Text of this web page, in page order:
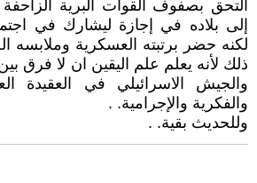
التحق بصفوف القوات البرية
إلى بلاده في إجازة ليشارك في
لكنه حضر برتبته العسكرية وملابسه
ذلك لأنه يعلم علم اليقين ان لا فرق
والجيش الاسرائيلي في العقيدة
والفكرية والإجرامية. .
وللحديث بقية. .